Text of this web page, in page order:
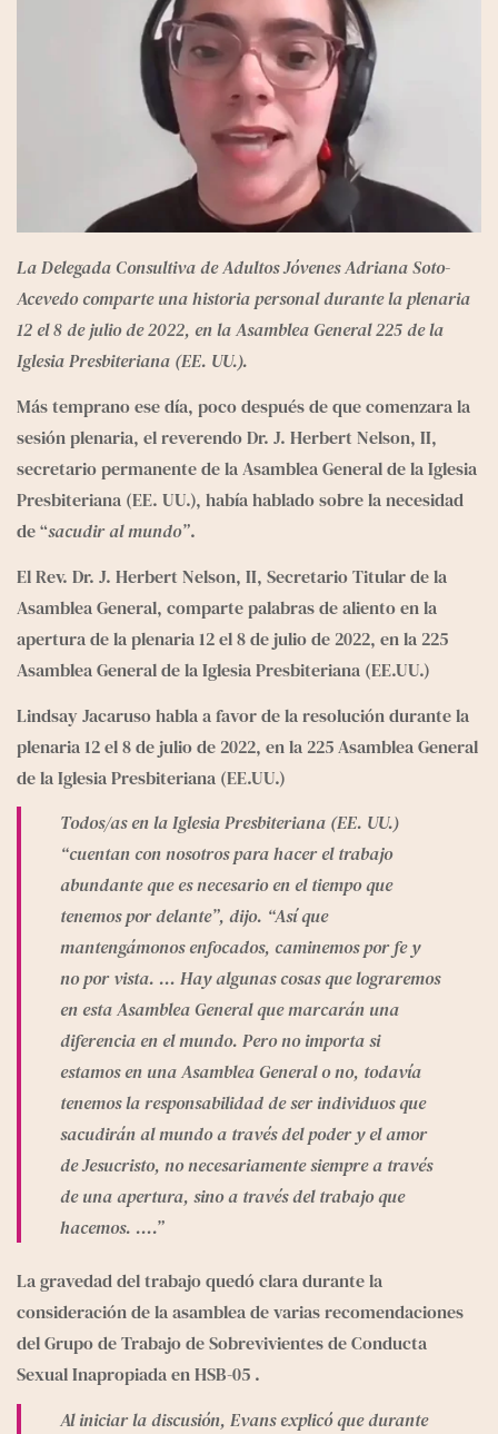
La Delegada Consultiva de Adultos Jóvenes Adriana Soto-
Acevedo comparte una historia personal durante la plenaria
12 el 8 de julio de 2022, en la Asamblea General 225 de la
Iglesia Presbiteriana (EE. UU.).
Más temprano ese día, poco después de que comenzara la
sesión plenaria, el reverendo Dr. J. Herbert Nelson, II,
secretario permanente de la Asamblea General de la Iglesia
Presbiteriana (EE. UU.), había hablado sobre la necesidad
de “sacudir al mundo”.
El Rev. Dr. J. Herbert Nelson, II, Secretario Titular de la
Asamblea General, comparte palabras de aliento en la
apertura de la plenaria 12 el 8 de julio de 2022, en la 225
Asamblea General de la Iglesia Presbiteriana (EE.UU.)
Lindsay Jacaruso habla a favor de la resolución durante la
plenaria 12 el 8 de julio de 2022, en la 225 Asamblea General
de la Iglesia Presbiteriana (EE.UU.)
Todos/as en la Iglesia Presbiteriana (EE. UU.)
“cuentan con nosotros para hacer el trabajo
abundante que es necesario en el tiempo que
tenemos por delante”, dijo. “Así que
mantengámonos enfocados, caminemos por fe y
no por vista. … Hay algunas cosas que lograremos
en esta Asamblea General que marcarán una
diferencia en el mundo. Pero no importa si
estamos en una Asamblea General o no, todavía
tenemos la responsabilidad de ser individuos que
sacudirán al mundo a través del poder y el amor
de Jesucristo, no necesariamente siempre a través
de una apertura, sino a través del trabajo que
hacemos. ….”
La gravedad del trabajo quedó clara durante la
consideración de la asamblea de varias recomendaciones
del Grupo de Trabajo de Sobrevivientes de Conducta
Sexual Inapropiada en HSB-05 .
Al iniciar la discusión, Evans explicó que durante